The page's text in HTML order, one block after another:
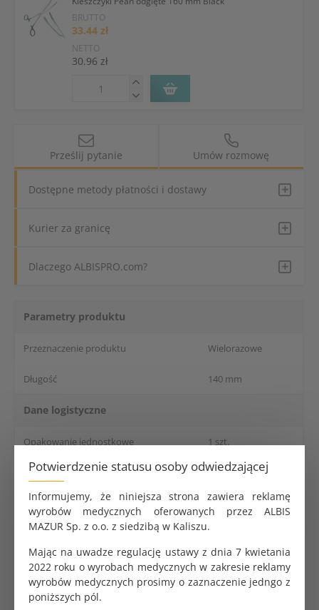
Potwierdzenie statusu osoby odwiedzającej
Informujemy, że niniejsza strona zawiera reklamę
wyrobów medycznych oferowanych przez ALBIS
MAZUR Sp. z o.o. z siedzibą w Kaliszu.
Mając na uwadze regulację ustawy z dnia 7 kwietania
2022 roku o wyrobach medycznych w zakresie reklamy
wyrobów medycznych prosimy o zaznaczenie jedngo z
poniższych pól.
BRUTTO
33.44 zł
NETTO
30.96 zł
Prześlij pytanie Umów rozmowę
Dostępne metody płatności i dostawy
Kurier za granicę
Dlaczego ALBISPRO.com?
Enzymex L9 wydajny płyn do predezynfekcji
narzędzi 1L
141.35 zł
Parametry produktu
Przeznaczenie produktu Wielorazowe
Długość 140 mm
Dane logistyczne
Opakowanie jednostkowe 1 szt.
Kleszczyki Pean odgięte, metalowe. Długość 140 mm.
Czarny uchwyt.